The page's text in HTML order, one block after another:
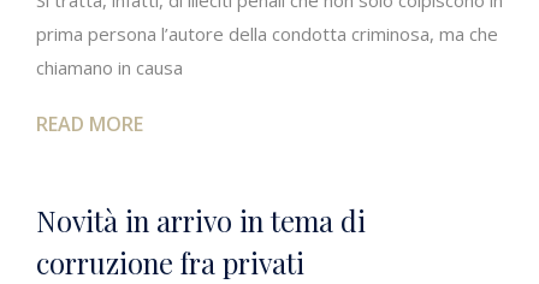
prima persona l’autore della condotta criminosa, ma che
chiamano in causa
READ MORE
Novità in arrivo in tema di
corruzione fra privati